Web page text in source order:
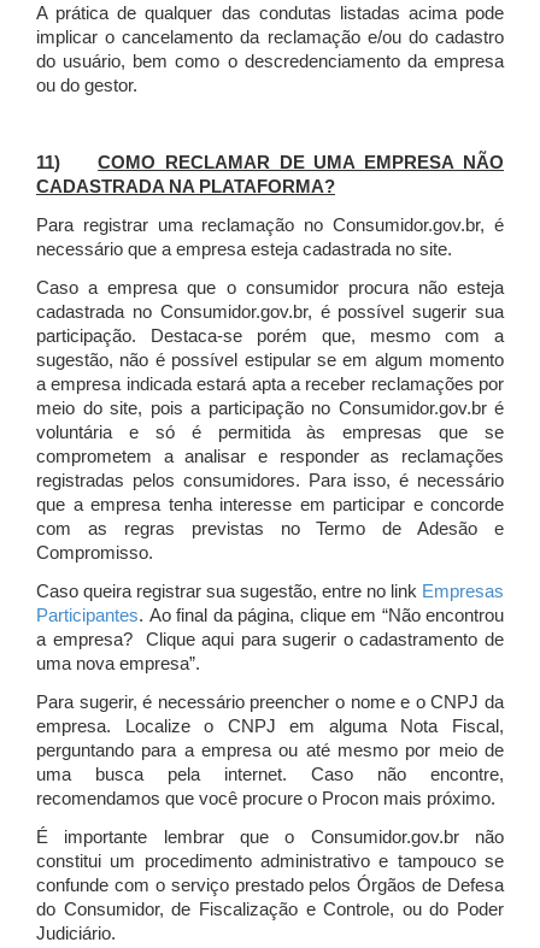
A prática de qualquer das condutas listadas acima pode
implicar o cancelamento da reclamação e/ou do cadastro
do usuário, bem como o descredenciamento da empresa
ou do gestor.
11)COMO RECLAMAR DE UMA EMPRESA NÃO
CADASTRADA NA PLATAFORMA?
Para registrar uma reclamação no Consumidor.gov.br, é
necessário que a empresa esteja cadastrada no site.
Caso a empresa que o consumidor procura não esteja
cadastrada no Consumidor.gov.br, é possível sugerir sua
participação. Destaca-se porém que, mesmo com a
sugestão, não é possível estipular se em algum momento
a empresa indicada estará apta a receber reclamações por
meio do site, pois a participação no Consumidor.gov.br é
voluntária e só é permitida às empresas que se
comprometem a analisar e responder as reclamações
registradas pelos consumidores. Para isso, é necessário
que a empresa tenha interesse em participar e concorde
com as regras previstas no Termo de Adesão e
Compromisso.
Caso queira registrar sua sugestão, entre no link Empresas
Participantes. Ao final da página, clique em “Não encontrou
a empresa? Clique aqui para sugerir o cadastramento de
uma nova empresa”.
Para sugerir, é necessário preencher o nome e o CNPJ da
empresa. Localize o CNPJ em alguma Nota Fiscal,
perguntando para a empresa ou até mesmo por meio de
uma busca pela internet. Caso não encontre,
recomendamos que você procure o Procon mais próximo.
É importante lembrar que o Consumidor.gov.br não
constitui um procedimento administrativo e tampouco se
confunde com o serviço prestado pelos Órgãos de Defesa
do Consumidor, de Fiscalização e Controle, ou do Poder
Judiciário.